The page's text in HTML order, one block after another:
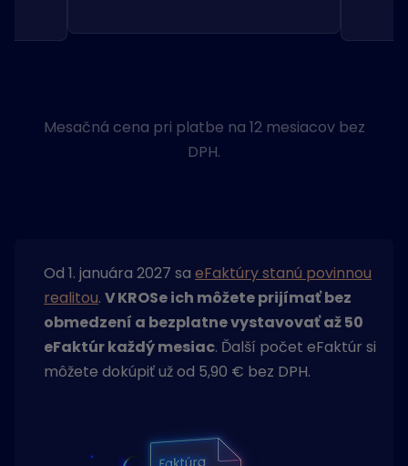
Mesačná cena pri platbe na 12 mesiacov bez
DPH.
Od 1. januára 2027 sa eFaktúry stanú povinnou
realitou. V KROSe ich môžete prijímať bez
obmedzení a bezplatne vystavovať až 50
eFaktúr každý mesiac. Ďalší počet eFaktúr si
môžete dokúpiť už od 5,90 € bez DPH.